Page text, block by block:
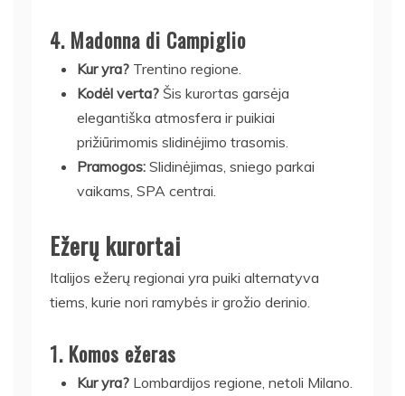
4. Madonna di Campiglio
Kur yra? Trentino regione.
Kodėl verta? Šis kurortas garsėja
elegantiška atmosfera ir puikiai
prižiūrimomis slidinėjimo trasomis.
Pramogos: Slidinėjimas, sniego parkai
vaikams, SPA centrai.
Ežerų kurortai
Italijos ežerų regionai yra puiki alternatyva
tiems, kurie nori ramybės ir grožio derinio.
1. Komos ežeras
Kur yra? Lombardijos regione, netoli Milano.